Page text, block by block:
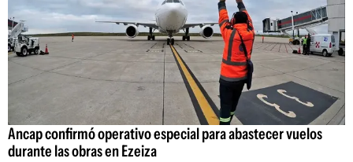
Ancap confirmó operativo especial para abastecer vuelos
durante las obras en Ezeiza